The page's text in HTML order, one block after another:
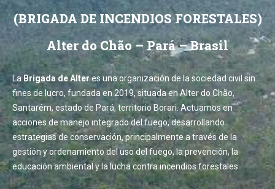
(BRIGADA DE INCENDIOS FORESTALES)
Alter do Chão – Pará – Brasil
LaBrigada de Alteres una organización de la sociedad civil sin
fines de lucro, fundada en 2019, situada en Alter do Chão,
Santarém, estado de Pará, territorio Borari. Actuamos en
acciones de manejo integrado del fuego, desarrollando
estrategias de conservación, principalmente a través de la
gestión y ordenamiento del uso del fuego, la prevención, la
educación ambiental y la lucha contra incendios forestales.